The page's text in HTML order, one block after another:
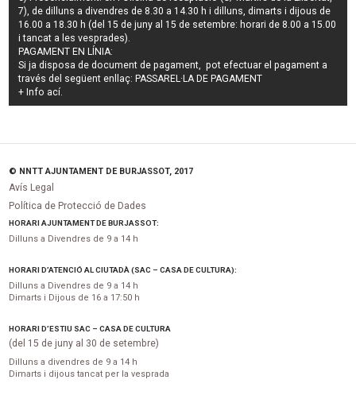
7), de dilluns a divendres de 8.30 a 14.30 h i dilluns, dimarts i dijous de
16.00 a 18.30 h (del 15 de juny al 15 de setembre: horari de 8.00 a 15.00
i tancat a les vesprades).
PAGAMENT EN LÍNIA:
Si ja disposa de document de pagament, pot efectuar el pagament a
través del següent enllaç: PASSAREL·LA DE PAGAMENT
+ Info ací.
© NNTT AJUNTAMENT DE BURJASSOT, 2017
Avís Legal
Política de Protecció de Dades
HORARI AJUNTAMENT DE BURJASSOT:
Dilluns a Divendres de 9 a 14 h
HORARI D’ATENCIÓ AL CIUTADÀ (SAC – CASA DE CULTURA):
Dilluns a Divendres de 9 a 14 h
Dimarts i Dijous de 16 a 17:50 h
HORARI D’ESTIU SAC – CASA DE CULTURA
(del 15 de juny al 30 de setembre)
Dilluns a divendres de 9 a 14 h
Dimarts i dijous tancat per la vesprada